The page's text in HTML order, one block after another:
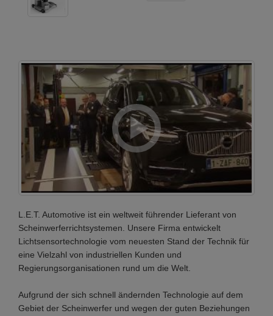
L.E.T. Automotive ist ein weltweit führender Lieferant von
Scheinwerferrichtsystemen. Unsere Firma entwickelt
Lichtsensortechnologie vom neuesten Stand der Technik für
eine Vielzahl von industriellen Kunden und
Regierungsorganisationen rund um die Welt.
Aufgrund der sich schnell ändernden Technologie auf dem
Gebiet der Scheinwerfer und wegen der guten Beziehungen